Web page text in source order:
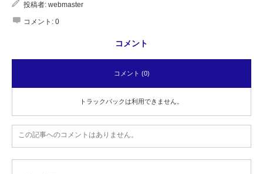
投稿者: webmaster
コメント: 0
コメント
コメント (0)
トラックバックは利用できません。
この記事へのコメントはありません。
Character